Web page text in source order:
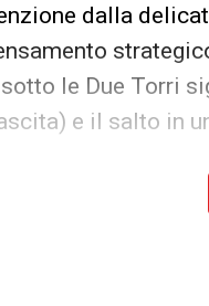
dalla
sotto le Due Torri
e il salto in
NOSTRE TOP